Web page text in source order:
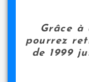
Grâce à
pourrez
de 1999